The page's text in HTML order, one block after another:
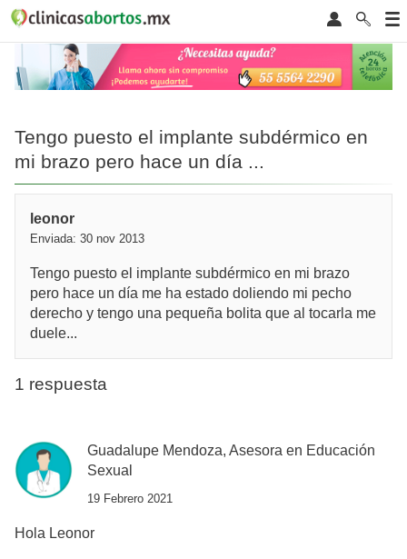
Tengo puesto el implante subdérmico en
mi brazo pero hace un día ...
leonor
Enviada: 30 nov 2013
Tengo puesto el implante subdérmico en mi brazo
pero hace un día me ha estado doliendo mi pecho
derecho y tengo una pequeña bolita que al tocarla me
duele...
1 respuesta
Guadalupe Mendoza, Asesora en Educación
Sexual
19 Febrero 2021
Hola Leonor